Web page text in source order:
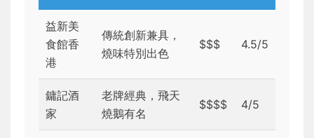
益新美
食館香
港
傳統創新兼具，
燒味特別出色
$$$ 4.5/5
鏞記酒
家
老牌經典，飛天
燒鵝有名
$$$$ 4/5